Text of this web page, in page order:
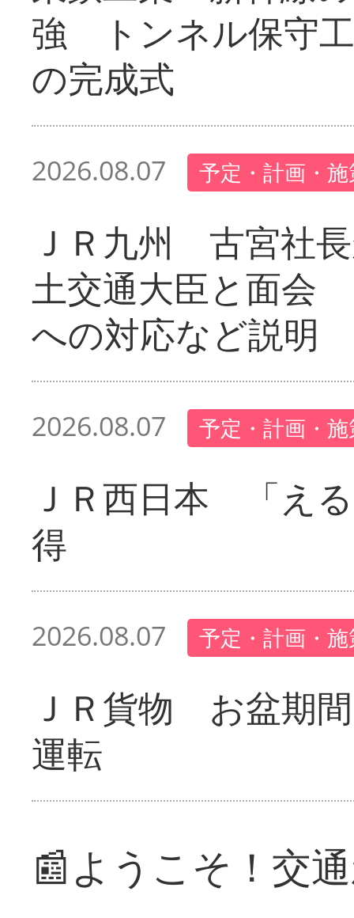
強 トンネル保守
の完成式
2026.08.07 予定・計画・
ＪＲ九州 古宮社
土交通大臣と面会
への対応など説明
2026.08.07 予定・計画・
ＪＲ西日本 「え
得
2026.08.07 予定・計画・
ＪＲ貨物 お盆期
運転
📰ようこそ！交